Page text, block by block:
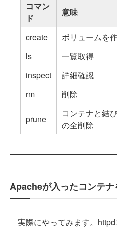
コマン
ド
意味
create
ボリュームを
ls
一覧取得
inspect
詳細確認
rm
削除
prune
コンテナと結
の全削除
Apacheが入ったコンテ
実際にやってみます。httpd